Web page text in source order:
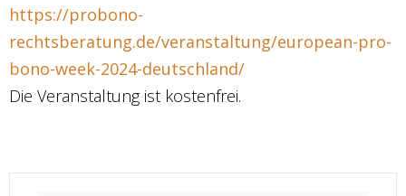
https://probono-
rechtsberatung.de/veranstaltung/european-pro-
bono-week-2024-deutschland/
Die Veranstaltung ist kostenfrei.